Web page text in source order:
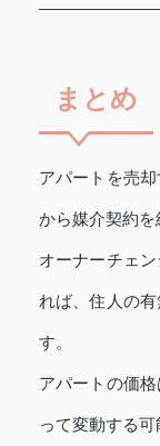
まとめ
アパートを売
から媒介契約を
オーナーチェ
れば、住人の
す。
アパートの価
って変動する可